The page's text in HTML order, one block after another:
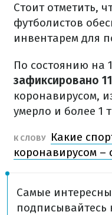
Стоит отметить,
футболистов
инвентарем для
По состоянию на
зафиксировано
коронавирусом,
умерло и более 1
К СЛОВУ
Какие
коронавирусом –
Самые
подписывайтесь